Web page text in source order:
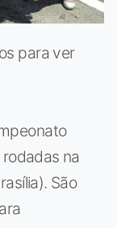
para ver
na
São